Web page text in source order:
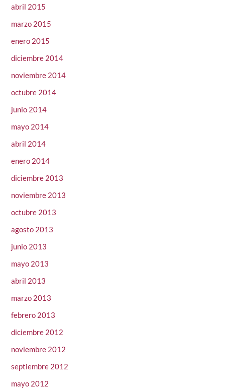
abril 2015
marzo 2015
enero 2015
diciembre 2014
noviembre 2014
octubre 2014
junio 2014
mayo 2014
abril 2014
enero 2014
diciembre 2013
noviembre 2013
octubre 2013
agosto 2013
junio 2013
mayo 2013
abril 2013
marzo 2013
febrero 2013
diciembre 2012
noviembre 2012
septiembre 2012
mayo 2012